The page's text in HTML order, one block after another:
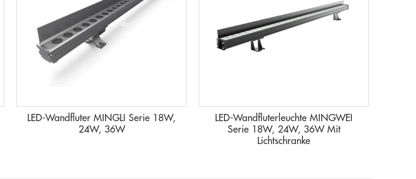
LED-Wandfluter MINGLI Serie 18W,
24W, 36W
LED-Wandfluterleuchte MINGWEI
Serie 18W, 24W, 36W Mit
Lichtschranke